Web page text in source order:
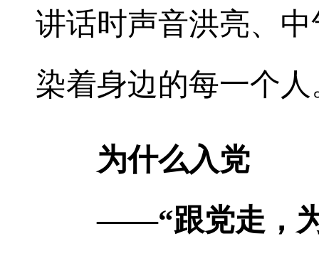
讲话时声音洪亮、
染着身边的每一个人
为什么入党
——“跟党走，为